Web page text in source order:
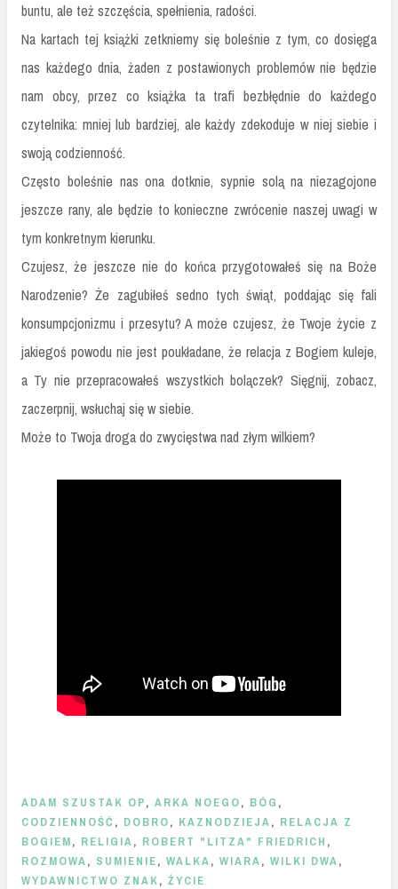
buntu, ale też szczęścia, spełnienia, radości.
Na kartach tej książki zetkniemy się boleśnie z tym, co dosięga
nas każdego dnia, żaden z postawionych problemów nie będzie
nam obcy, przez co książka ta trafi bezbłędnie do każdego
czytelnika: mniej lub bardziej, ale każdy zdekoduje w niej siebie i
swoją codzienność.
Często boleśnie nas ona dotknie, sypnie solą na niezagojone
jeszcze rany, ale będzie to konieczne zwrócenie naszej uwagi w
tym konkretnym kierunku.
Czujesz, że jeszcze nie do końca przygotowałeś się na Boże
Narodzenie? Że zagubiłeś sedno tych świąt, poddając się fali
konsumpcjonizmu i przesytu? A może czujesz, że Twoje życie z
jakiegoś powodu nie jest poukładane, że relacja z Bogiem kuleje,
a Ty nie przepracowałeś wszystkich bolączek? Sięgnij, zobacz,
zaczerpnij, wsłuchaj się w siebie.
Może to Twoja droga do zwycięstwa nad złym wilkiem?
ADAM SZUSTAK OP, ARKA NOEGO, BÓG ,
CODZIENNOŚĆ , DOBRO, KAZNODZIEJA, RELACJA Z
BOGIEM, RELIGIA, ROBERT "LITZA" FRIEDRICH ,
ROZMOWA, SUMIENIE, WALKA, WIARA, WILKI DWA,
WYDAWNICTWO ZNAK, ŻYCIE